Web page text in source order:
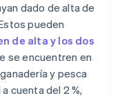
dado de alta de
pueden
de alta y los dos
se encuentren en
y pesca
cuenta del 2 %,